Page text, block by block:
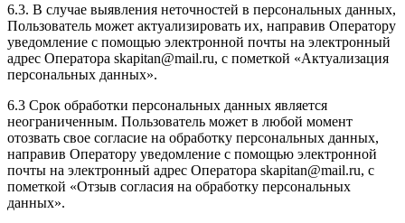
6.3. В случае выявления неточностей в персональных данных,
Пользователь может актуализировать их, направив Оператору
уведомление с помощью электронной почты на электронный
адрес Оператора skapitan@mail.ru, с пометкой «Актуализация
персональных данных».
6.3 Срок обработки персональных данных является
неограниченным. Пользователь может в любой момент
отозвать свое согласие на обработку персональных данных,
направив Оператору уведомление с помощью электронной
почты на электронный адрес Оператора skapitan@mail.ru, с
пометкой «Отзыв согласия на обработку персональных
данных».